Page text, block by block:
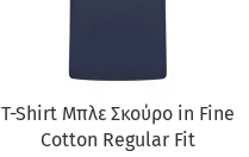
T-Shirt Μπλε Σκούρο in Fine
Cotton Regular Fit